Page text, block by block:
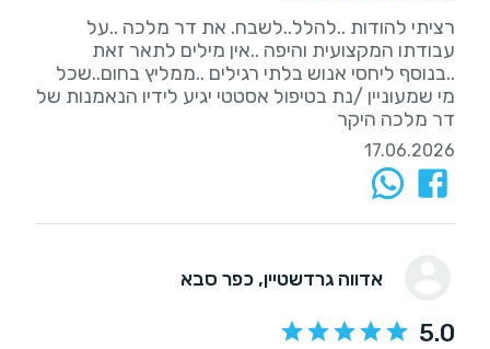
רציתי להודות ..להלל..לשבח. את דר מלכה ..על
עבודתו המקצועית והיפה ..אין מילים לתאר זאת
..בנוסף ליחסי אנוש בלתי רגילים ..ממליץ בחום..שכל
מי שמעוניין /נת בטיפול אסטטי יגיע לידיו הנאמנות של
דר מלכה היקר
17.06.2026
אדווה גרדשטיין, כפר סבא
5.0